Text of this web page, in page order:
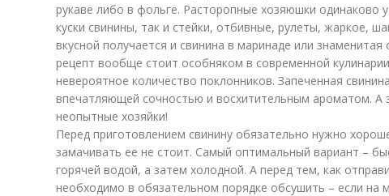
рукаве либо в фольге. Расторопные хозяюшки одинаково
куски свинины, так и стейки, отбивные, рулеты, жаркое,
вкусной получается и свинина в маринаде или
рецепт вообще стоит особняком в современной
невероятное количество поклонников. Запеченная
впечатляющей сочностью и восхитительным ароматом. А
неопытные хозяйки!
Перед приготовлением свинину обязательно нужно
замачивать ее не стоит. Самый оптимальный вариант –
горячей водой, а затем холодной. А перед тем, как
необходимо в обязательном порядке обсушить – если на